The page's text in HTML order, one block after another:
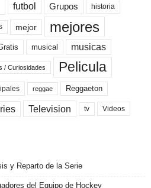
futbol Grupos historia
mejor mejores
musical musicas
/ Curiosidades Pelicula
reggae Reggaeton
Television tv Videos
y Reparto de la Serie
del Equipo de Hockey